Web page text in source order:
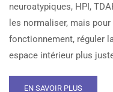
neuroatypiques, HPI,
les normaliser, mais
fonctionnement, réguler
espace intérieur plus
EN SAVOIR PLUS